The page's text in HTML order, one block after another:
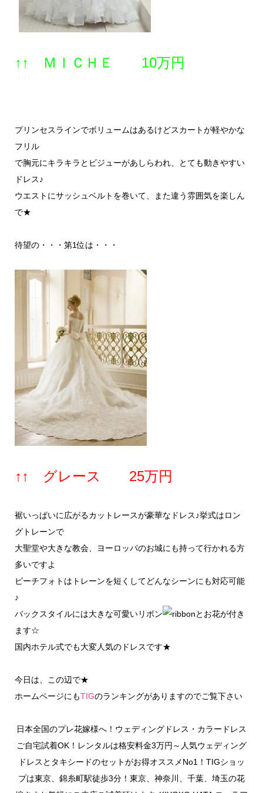
↑↑ ＭＩＣＨＥ 10万円
プリンセスラインでボリュームはあるけどスカートが軽やかな
フリル
で胸元にキラキラとビジューがあしらわれ、とても動きやすい
ドレス♪
ウエストにサッシュベルトを巻いて、また違う雰囲気を楽しん
で★
待望の・・・第1位は・・・
↑↑ グレース 25万円
裾いっぱいに広がるカットレースが豪華なドレス♪挙式はロン
グトレーンで
大聖堂や大きな教会、ヨーロッパのお城にも持って行かれる方
多いですよ
ビーチフォトはトレーンを短くしてどんなシーンにも対応可能
♪
バックスタイルには大きな可愛いリボン
とお花が付き
ます☆
国内ホテル式でも大変人気のドレスです★
今日は、この辺で★
ホームページにもTIGのランキングがありますのでご覧下さい
日本全国のプレ花嫁様へ！ウェディングドレス・カラードレス
ご自宅試着OK！レンタルは格安料金3万円～人気ウェディング
ドレスとタキシードのセットがお得オススメNo1！TIGショッ
プは東京、錦糸町駅徒歩3分！東京、神奈川、千葉、埼玉の花